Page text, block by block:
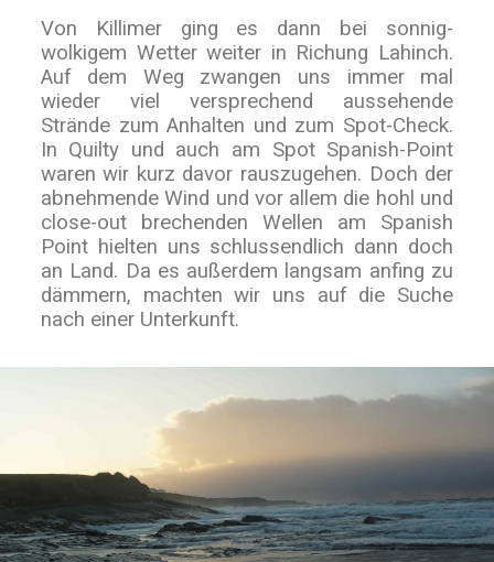
Von Killimer ging es dann bei sonnig-
wolkigem Wetter weiter in Richung Lahinch.
Auf dem Weg zwangen uns immer mal
wieder viel versprechend aussehende
Strände zum Anhalten und zum Spot-Check.
In Quilty und auch am Spot Spanish-Point
waren wir kurz davor rauszugehen. Doch der
abnehmende Wind und vor allem die hohl und
close-out brechenden Wellen am Spanish
Point hielten uns schlussendlich dann doch
an Land. Da es außerdem langsam anfing zu
dämmern, machten wir uns auf die Suche
nach einer Unterkunft.